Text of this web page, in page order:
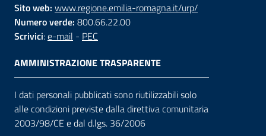
Sito web: www.regione.emilia-romagna.it/urp/
Numero verde: 800.66.22.00
Scrivici:e-mail - PEC
AMMINISTRAZIONE TRASPARENTE
I dati personali pubblicati sono riutilizzabili solo
alle condizioni previste dalla direttiva comunitaria
2003/98/CE e dal d.lgs. 36/2006